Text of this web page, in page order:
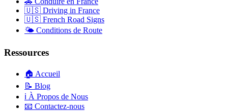
🇺🇸 Driving in France
🇺🇸 French Road Signs
🌤️ Conditions de Route
Ressources
🏠 Accueil
📝 Blog
ℹ️ À Propos de Nous
📧 Contactez-nous